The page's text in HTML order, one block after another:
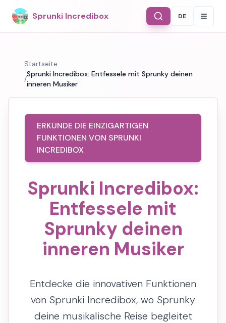
Sprunki Incredibox Select
DE
Startseite
/
Sprunki Incredibox: Entfessele mit Sprunky deinen
inneren Musiker
ERKUNDE DIE EINZIGARTIGEN
FUNKTIONEN VON SPRUNKI
INCREDIBOX
Sprunki Incredibox:
Entfessele mit
Sprunky deinen
inneren Musiker
Entdecke die innovativen Funktionen
von Sprunki Incredibox, wo Sprunky
deine musikalische Reise begleitet